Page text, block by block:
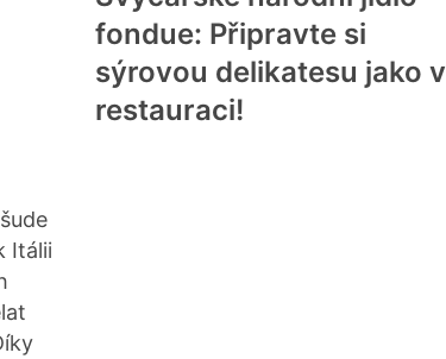
Itálii
fondue: Připravte si
sýrovou delikatesu jako v
restauraci!